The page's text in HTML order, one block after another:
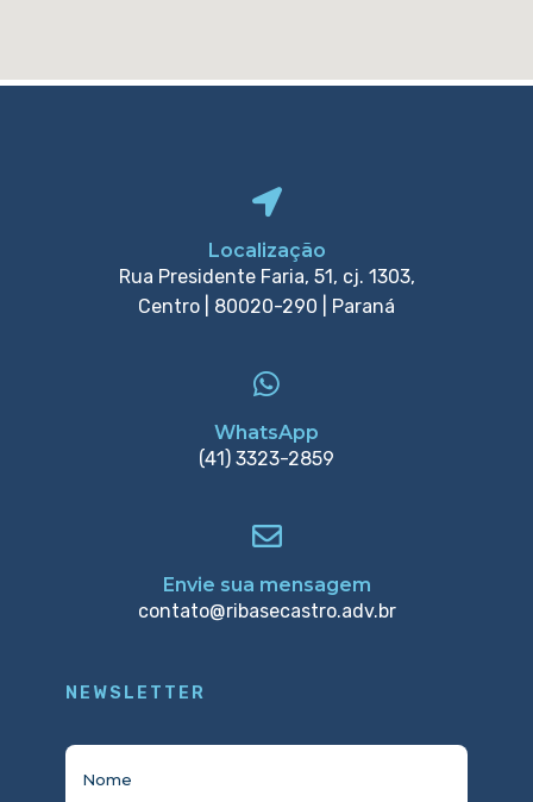
Localização
Rua Presidente Faria, 51, cj. 1303,
Centro | 80020-290 | Paraná
WhatsApp
(41) 3323-2859
Envie sua mensagem
contato@ribasecastro.adv.br
NEWSLETTER